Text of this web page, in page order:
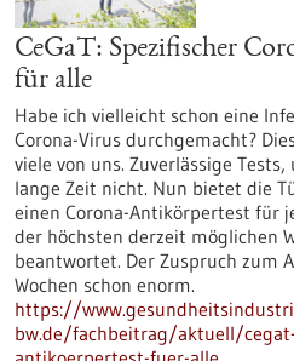
CeGaT: Spezifischer
für alle
Habe ich vielleicht schon eine
Corona-Virus durchgemacht?
viele von uns. Zuverlässige
lange Zeit nicht. Nun bietet die
einen Corona-Antikörpertest für
der höchsten derzeit möglichen
beantwortet. Der Zuspruch zum
Wochen schon enorm.
https://
bw.de/fachbeitrag/aktuell/